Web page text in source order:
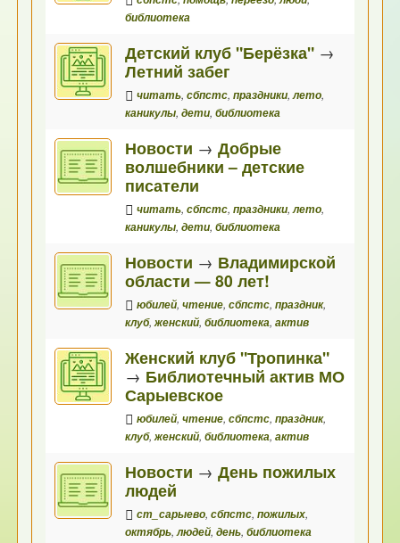
библиотека
Детский клуб "Берёзка" →
Летний забег
читать,сбпстс,праздники,лето,
каникулы,дети,библиотека
Новости →Добрые
волшебники – детские
писатели
читать,сбпстс,праздники,лето,
каникулы,дети,библиотека
Новости → Владимирской
области — 80 лет!
юбилей,чтение,сбпстс,праздник,
клуб,женский,библиотека,актив
Женский клуб "Тропинка"
→ Библиотечный актив МО
Сарыевское
юбилей,чтение,сбпстс,праздник,
клуб,женский,библиотека,актив
Новости →День пожилых
людей
ст_сарыево,сбпстс,пожилых,
октябрь,людей,день,библиотека